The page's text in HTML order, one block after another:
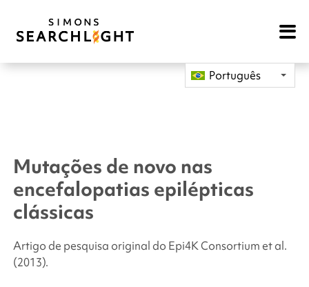
Open
Português
Mutações de novo nas
encefalopatias epilépticas
clássicas
Artigo de pesquisa original do Epi4K Consortiumet al.
(2013).